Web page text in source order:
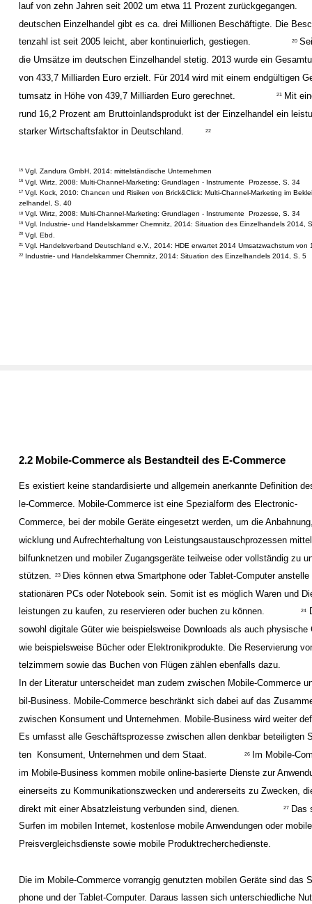
lauf von zehn Jahren seit 2002 um etwa 11 Prozent zurückgegangen.
deutschen Einzelhandel gibt es ca. drei Millionen Beschäftigte. Die
tenzahl ist seit 2005 leicht, aber kontinuierlich, gestiegen.
20
die Umsätze im deutschen Einzelhandel stetig. 2013 wurde ein
von 433,7 Milliarden Euro erzielt. Für 2014 wird mit einem endgültigen
tumsatz in Höhe von 439,7 Milliarden Euro gerechnet.
21 Mit
rund 16,2 Prozent am Bruttoinlandsprodukt ist der Einzelhandel ein
starker Wirtschaftsfaktor in Deutschland.
22
15 Vgl. Zandura GmbH, 2014: mittelständische Unternehmen
16 Vgl. Wirtz, 2008: Multi-Channel-Marketing: Grundlagen - Instrumente ­ Prozesse, S. 34
17 Vgl. Kock, 2010: Chancen und Risiken von Brick&Click: Multi-Channel-Marketing im
zelhandel, S. 40
18 Vgl. Wirtz, 2008: Multi-Channel-Marketing: Grundlagen - Instrumente ­ Prozesse, S. 34
19 Vgl. Industrie- und Handelskammer Chemnitz, 2014: Situation des Einzelhandels 2014,
20 Vgl. Ebd.
21 Vgl. Handelsverband Deutschland e.V., 2014: HDE erwartet 2014 Umsatzwachstum von
22 Industrie- und Handelskammer Chemnitz, 2014: Situation des Einzelhandels 2014, S. 5
2.2 Mobile-Commerce als Bestandteil des E-Commerce
Es existiert keine standardisierte und allgemein anerkannte Definition
le-Commerce. Mobile-Commerce ist eine Spezialform des Electronic-
Commerce, bei der mobile Geräte eingesetzt werden, um die
wicklung und Aufrechterhaltung von Leistungsaustauschprozessen
bilfunknetzen und mobiler Zugangsgeräte teilweise oder vollständig zu
stützen.
23 Dies können etwa Smartphone oder Tablet-Computer anstelle
stationären PCs oder Notebook sein. Somit ist es möglich Waren und
leistungen zu kaufen, zu reservieren oder buchen zu können.
24
sowohl digitale Güter wie beispielsweise Downloads als auch physische
wie beispielsweise Bücher oder Elektronikprodukte. Die Reservierung
telzimmern sowie das Buchen von Flügen zählen ebenfalls dazu.
In der Literatur unterscheidet man zudem zwischen Mobile-Commerce
bil-Business. Mobile-Commerce beschränkt sich dabei auf das
zwischen Konsument und Unternehmen. Mobile-Business wird weiter
Es umfasst alle Geschäftsprozesse zwischen allen denkbar beteiligten
ten ­ Konsument, Unternehmen und dem Staat.
26
Im Mobile-
im Mobile-Business kommen mobile online-basierte Dienste zur
einerseits zu Kommunikationszwecken und andererseits zu Zwecken,
direkt mit einer Absatzleistung verbunden sind, dienen.
27 Das
Surfen im mobilen Internet, kostenlose mobile Anwendungen oder mobile
Preisvergleichsdienste sowie mobile Produktrecherchedienste.
Die im Mobile-Commerce vorrangig genutzten mobilen Geräte sind das
phone und der Tablet-Computer. Daraus lassen sich unterschiedliche